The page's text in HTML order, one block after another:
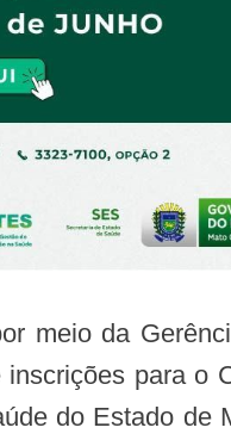
meio da
para o
do Estado